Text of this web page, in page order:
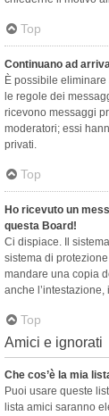
Top
Continuano ad
È possibile
le regole dei
ricevono messaggi
moderatori; essi
privati​​.
Top
Ho ricevuto un
questa Board!
Ci dispiace. Il
sistema di
mandare una copia
anche
Top
Amici e ignorati
Che cos’è la mia
Puoi usare queste
lista amici saranno